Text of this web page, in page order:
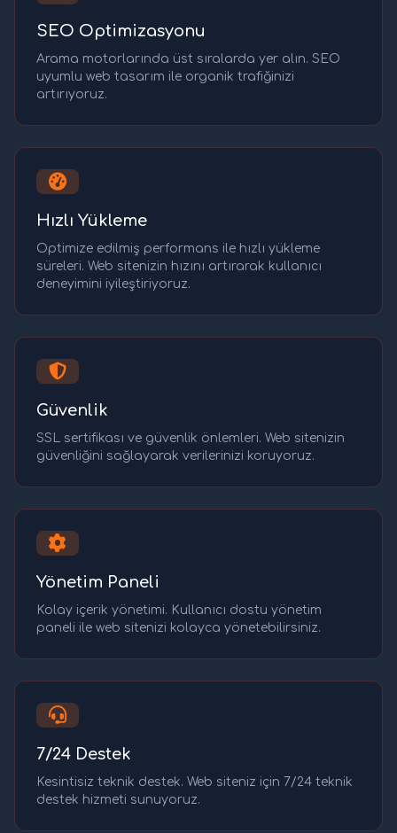
SEO Optimizasyonu
Arama motorlarında üst sıralarda yer alın. SEO
uyumlu web tasarım ile organik trafiğinizi
artırıyoruz.
Hızlı Yükleme
Optimize edilmiş performans ile hızlı yükleme
süreleri. Web sitenizin hızını artırarak kullanıcı
deneyimini iyileştiriyoruz.
Güvenlik
SSL sertifikası ve güvenlik önlemleri. Web sitenizin
güvenliğini sağlayarak verilerinizi koruyoruz.
Yönetim Paneli
Kolay içerik yönetimi. Kullanıcı dostu yönetim
paneli ile web sitenizi kolayca yönetebilirsiniz.
7/24 Destek
Kesintisiz teknik destek. Web siteniz için 7/24 teknik
destek hizmeti sunuyoruz.